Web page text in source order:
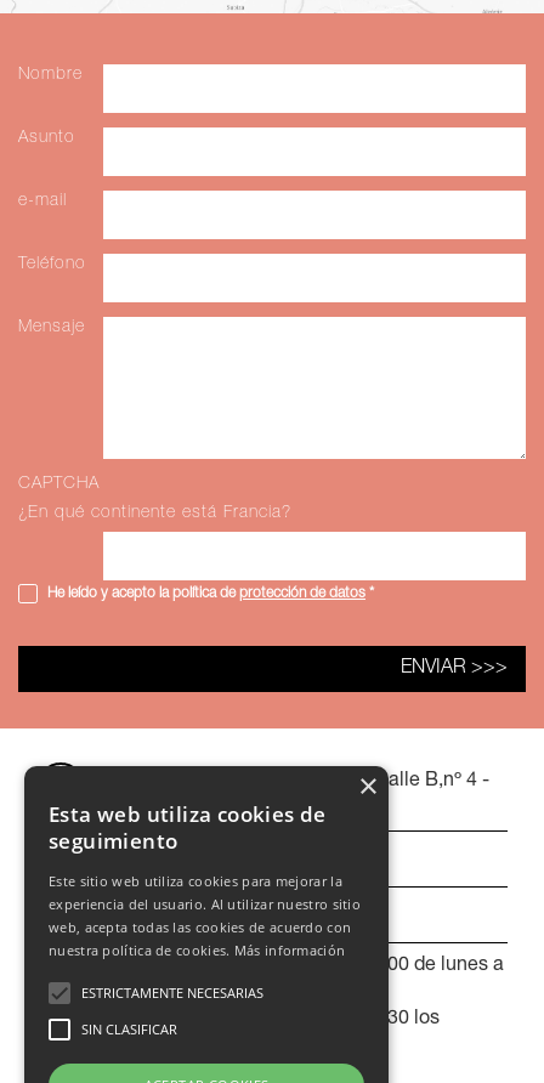
Nombre
Asunto
e-mail
Teléfono
Mensaje
CAPTCHA
¿En qué continente está Francia?
He leído y acepto la política de protección de datos *
Polígono Industrial Cordovilla. Calle B,nº 4 -
31191 Cordovilla (Navarra)
948 21 31 31
pamplona@adania.es
De 8:00 a 14:00 y de 15:30 a 19:00 de lunes a
jueves.
De 8:00 a 14:00 y de 15:30 a 17:30 los
Esta web utiliza cookies de
seguimiento
Este sitio web utiliza cookies para mejorar la
experiencia del usuario. Al utilizar nuestro sitio
web, acepta todas las cookies de acuerdo con
nuestra política de cookies. Más información
ESTRICTAMENTE NECESARIAS
SIN CLASIFICAR
×